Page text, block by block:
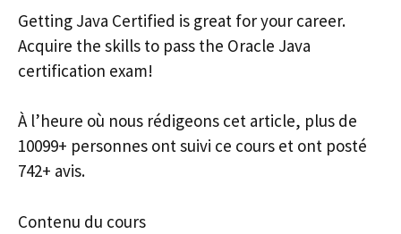
Getting Java Certified is great for your career.
Acquire the skills to pass the Oracle Java
certification exam!
À l’heure où nous rédigeons cet article, plus de
10099+ personnes ont suivi ce cours et ont posté
742+ avis.
Contenu du cours